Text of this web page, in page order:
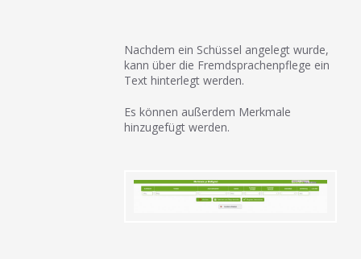
Nachdem ein Schüssel angelegt wurde,
kann über die Fremdsprachenpflege ein
Text hinterlegt werden.
Es können außerdem Merkmale
hinzugefügt werden.